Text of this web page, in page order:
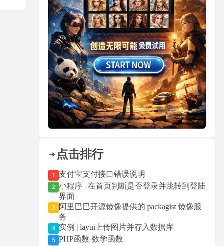
点击排行
1 支付宝支付接口错误说明
2 小程序 | 在首页判断是否登录并跳转到登陆
界面
3
阿里巴巴开源镜像提供的 packagist 镜像服
务
4 实例 | layui上传图片并存入数据库
5 PHP函数-数学函数